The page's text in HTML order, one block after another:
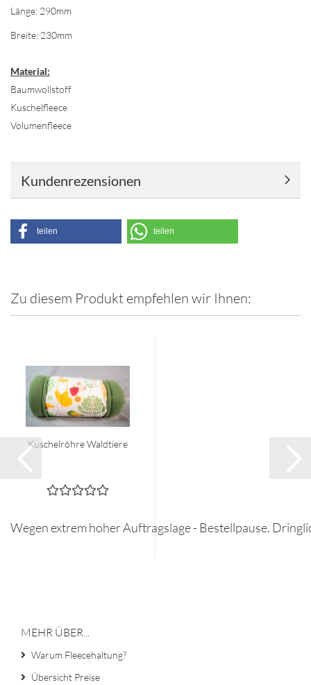
Länge: 290mm
Breite: 230mm
Material:
Baumwollstoff
Kuschelfleece
Volumenfleece
Kundenrezensionen
teilen teilen
Zu diesem Produkt empfehlen wir Ihnen:
Kuschelröhre Waldtiere
Wegen extrem hoher Auftragslage - Bestellpause.
MEHR ÜBER...
Warum Fleecehaltung?
Übersicht Preise